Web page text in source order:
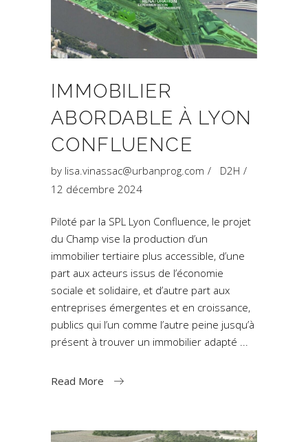
IMMOBILIER
ABORDABLE À LYON
CONFLUENCE
by lisa.vinassac@urbanprog.com
D2H
12 décembre 2024
Piloté par la SPL Lyon Confluence, le projet
du Champ vise la production d’un
immobilier tertiaire plus accessible, d’une
part aux acteurs issus de l’économie
sociale et solidaire, et d’autre part aux
entreprises émergentes et en croissance,
publics qui l’un comme l’autre peine jusqu’à
présent à trouver un immobilier adapté
Read More